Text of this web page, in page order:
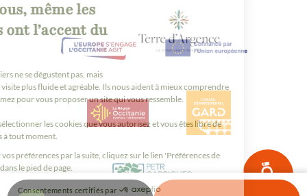
Je peux t'aider ?